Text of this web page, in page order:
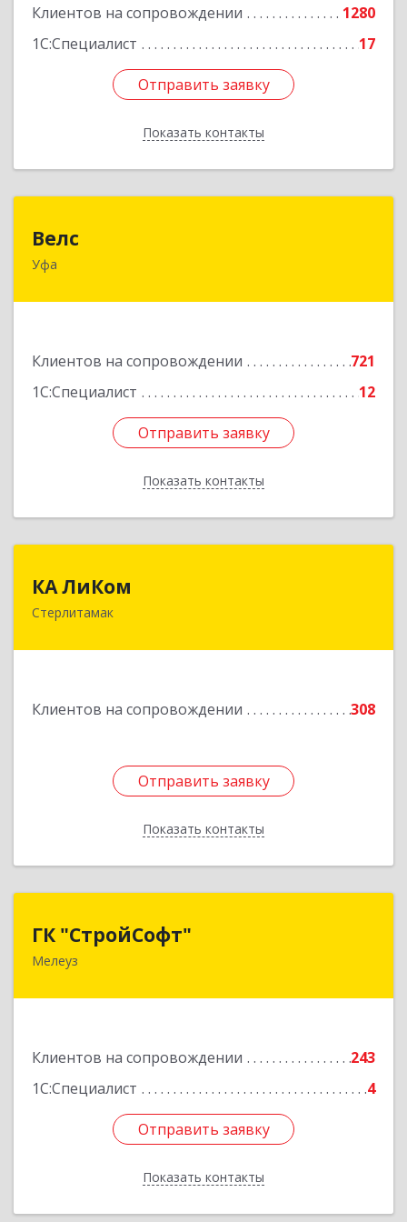
Клиентов на сопровождении
1280
1С:Специалист
17
Отправить заявку
Показать контакты
Отправить заявку
Назад
Велс
Уфа
Клиентов на сопровождении
721
1С:Специалист
12
Отправить заявку
Показать контакты
450071, Башкортостан Респ, Уфа г, 50 лет СССР
Отправить заявку
Назад
КА ЛиКом
Стерлитамак
Клиентов на сопровождении 308
Отправить заявку
Показать контакты
453115, Башкортостан Респ, г.о. город
Подробнее
Отправить заявку
Назад
ГК "СтройСофт"
Мелеуз
Клиентов на сопровождении
243
1С:Специалист
4
Отправить заявку
Показать контакты
453852, Башкортостан Респ, Мелеуз г, Ленина
Отправить заявку
Назад